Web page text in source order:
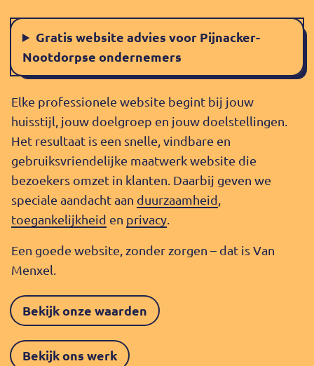
Gratis website advies voor Pijnacker-
Nootdorpse ondernemers
Elke professionele website begint bij jouw
huisstijl, jouw doelgroep en jouw doelstellingen.
Het resultaat is een snelle, vindbare en
gebruiksvriendelijke maatwerk website die
bezoekers omzet in klanten. Daarbij geven we
speciale aandacht aan duurzaamheid
toegankelijkheid en privacy
Een goede website, zonder zorgen – dat is Van
Menxel.
Bekijk onze waarden
Bekijk ons werk